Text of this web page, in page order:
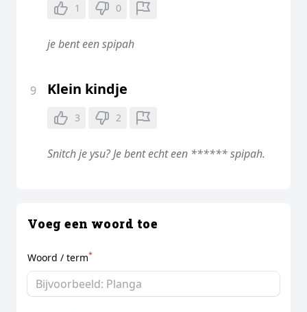
1 0
je bent een spipah
9 Klein kindje
3 2
Snitch je ysu? Je bent echt een ****** spipah.
Voeg een woord toe
Woord / term*